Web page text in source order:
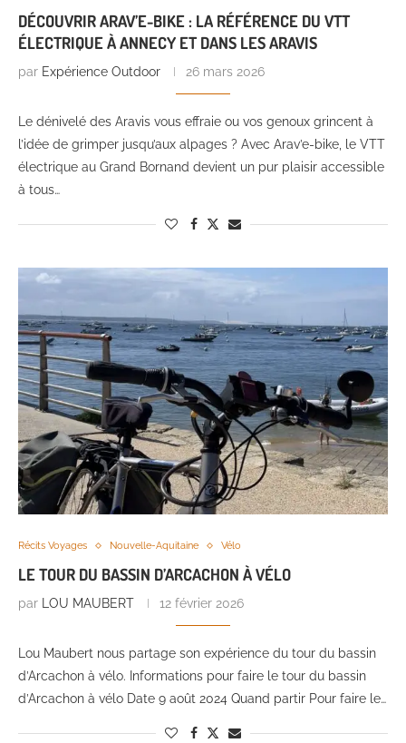
DÉCOUVRIR ARAV’E-BIKE : LA RÉFÉRENCE DU VTT
ÉLECTRIQUE À ANNECY ET DANS LES ARAVIS
par Expérience Outdoor 26 mars 2026
Le dénivelé des Aravis vous effraie ou vos genoux grincent à
l’idée de grimper jusqu’aux alpages ? Avec Arav’e-bike, le VTT
électrique au Grand Bornand devient un pur plaisir accessible
à tous…
Récits Voyages Nouvelle-Aquitaine Vélo
LE TOUR DU BASSIN D’ARCACHON À VÉLO
par LOU MAUBERT 12 février 2026
Lou Maubert nous partage son expérience du tour du bassin
d’Arcachon à vélo. Informations pour faire le tour du bassin
d’Arcachon à vélo Date 9 août 2024 Quand partir Pour faire le…